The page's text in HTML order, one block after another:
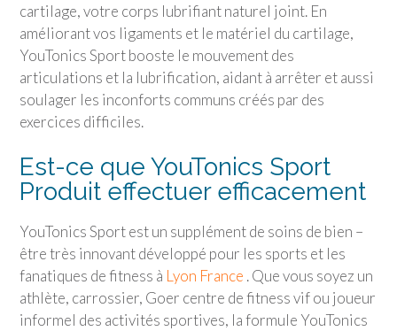
cartilage, votre corps lubrifiant naturel joint. En
améliorant vos ligaments et le matériel du cartilage,
YouTonics Sport booste le mouvement des
articulations et la lubrification, aidant à arrêter et aussi
soulager les inconforts communs créés par des
exercices difficiles.
Est-ce que YouTonics Sport
Produit effectuer efficacement
YouTonics Sport est un supplément de soins de bien –
être très innovant développé pour les sports et les
fanatiques de fitness à Lyon France . Que vous soyez un
athlète, carrossier, Goer centre de fitness vif ou joueur
informel des activités sportives, la formule YouTonics